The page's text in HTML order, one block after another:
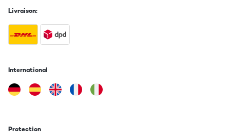
Livraison:
International
Protection